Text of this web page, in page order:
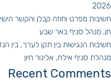
2026
חשיבות מפרט וחוזה קבלן והקשר
חן, מנהל סניף באר שבע
חשיבות הנגישות בין תקן לערך,
מנהלת סניף אילת, אלינור חיון
Recent Comments